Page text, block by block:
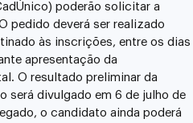
poderão solicitar a
pedido deverá ser realizado
às inscrições, entre os dias
apresentação da
O resultado preliminar da
será divulgado em 6 de julho de
o candidato ainda poderá